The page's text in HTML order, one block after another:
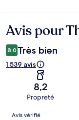
Avis
Avis pour
8,0 Très bien
1 539 avis
8,2
Propreté
Avis
Avis vérifié